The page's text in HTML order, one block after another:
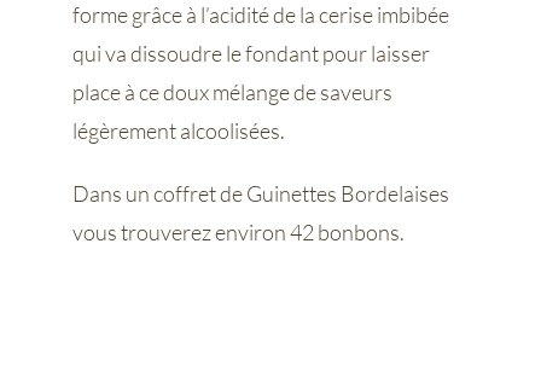
forme grâce à l’acidité de la cerise imbibée
qui va dissoudre le fondant pour laisser
place à ce doux mélange de saveurs
légèrement alcoolisées.
Dans un coffret de Guinettes Bordelaises
vous trouverez environ 42 bonbons.